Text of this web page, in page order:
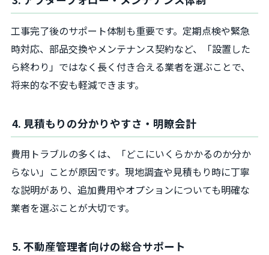
工事完了後のサポート体制も重要です。定期点検や緊急
時対応、部品交換やメンテナンス契約など、「設置した
ら終わり」ではなく長く付き合える業者を選ぶことで、
将来的な不安も軽減できます。
4. 見積もりの分かりやすさ・明瞭会計
費用トラブルの多くは、「どこにいくらかかるのか分か
らない」ことが原因です。現地調査や見積もり時に丁寧
な説明があり、追加費用やオプションについても明確な
業者を選ぶことが大切です。
5. 不動産管理者向けの総合サポート